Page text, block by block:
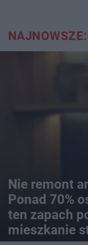
NAJNOWSZE:
Nie remont
Ponad 70%
ten zapach
mieszkanie